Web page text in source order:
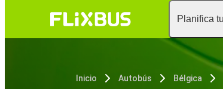
Planifica
Inicio Autobús Bélgica